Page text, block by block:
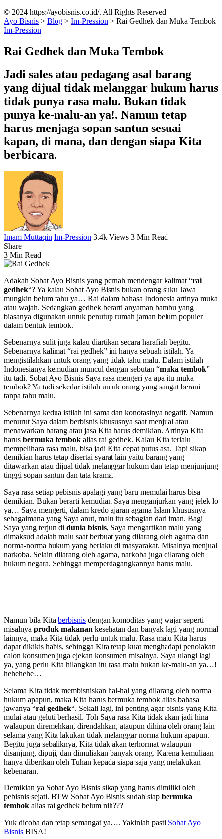
© 2024 https://ayobisnis.co.id/. All Rights Reserved.
Ayo Bisnis > Blog > Im-Pression > Rai Gedhek dan Muka Tembok
Im-Pression
Rai Gedhek dan Muka Tembok
Jadi sales atau pedagang asal barang
yang dijual tidak melanggar hukum harus
tidak punya rasa malu. Bukan tidak
punya ke-malu-an ya!. Namun tetap
harus menjaga sopan santun sesuai
kapan, di mana, dan dengan siapa Kita
berbicara.
Imam Muttaqin Im-Pression 3.4k Views 3 Min Read
Share
3 Min Read
Adakah Sobat Ayo Bisnis yang pernah mendengar kalimat “rai
gedhek“? Ya kalau Sobat Ayo Bisnis bukan orang suku Jawa
mungkin belum tahu ya… Rai dalam bahasa Indonesia artinya muka
atau wajah. Sedangkan gedhek berarti anyaman bambu yang
biasanya digunakan untuk penutup rumah jaman belum populer
dalam bentuk tembok.
Sebenarnya sulit juga kalau diartikan secara harafiah begitu.
Sebenarnya kalimat “rai gedhek” ini hanya sebuah istilah. Ya
mengistilahkan untuk orang yang tidak tahu malu. Dalam istilah
Indonesianya kemudian muncul dengan sebutan “muka tembok”
itu tadi. Sobat Ayo Bisnis Saya rasa mengeri ya apa itu muka
tembok? Ya tadi sekedar istilah untuk orang yang sangat berani
tanpa tahu malu.
Sebenarnya kedua istilah ini sama dan konotasinya negatif. Namun
menurut Saya dalam berbisnis khususnya saat menjual atau
menawarkan barang atau jasa Kita harus demikian. Artinya Kita
harus bermuka tembok alias rai gedhek. Kalau Kita terlalu
mempelihara rasa malu, bisa jadi Kita cepat putus asa. Tapi sikap
demikian harus tetap disertai syarat lain yaitu barang yang
ditawarkan atau dijual tidak melanggar hukum dan tetap menjunjung
tinggi sopan santun dan tata krama.
Saya rasa setiap pebisnis apalagi yang baru memulai harus bisa
demikian. Bukan berarti kemudian Saya menganjurkan yang jelek lo
ya… Saya mengerti, dalam kredo ajaran agama Islam khususnya
sebagaimana yang Saya anut, malu itu sebagian dari iman. Bagi
Saya yang terjun di dunia bisnis, Saya mengartikan malu yang
dimaksud adalah malu saat berbuat yang dilarang oleh agama dan
norma-norma hukum yang berlaku di masyarakat. Misalnya menjual
narkoba. Selain dilarang oleh agama, narkoba juga dilarang oleh
hukum negara. Sehingga memperdagangkannya harus malu.
Namun bila Kita berbisnis dengan komoditas yang wajar seperti
misalnya produk makanan kesehatan dan banyak lagi yang normal
lainnya, maka Kita tidak perlu untuk malu. Rasa malu Kita harus
dapat dikikis habis, sehingga Kita tetap kuat menghadapi penolakan
calon konsumen juga ejekan konsumen misalnya. Saya ulangi lagi
ya, yang perlu Kita hilangkan itu rasa malu bukan ke-malu-an ya…!
hehehehe…
Selama Kita tidak membisniskan hal-hal yang dilarang oleh norma
hukum apapun, maka Kita harus bermuka tembok alias bahasa
jawanya “rai gedhek“. Sekali lagi, ini penting agar bisnis yang Kita
mulai atau geluti berhasil. Toh Saya rasa Kita tidak akan jadi hina
walaupun diremehkan, direndahkan, ataupun dihina oleh orang lain
selama yang Kita lakukan tidak melanggar norma hukum apapun.
Begitu juga sebaliknya, Kita tidak akan terhormat walaupun
disanjung, dipuji, dan dimuliakan banyak orang. Karena kemuliaan
hanya diberikan oleh Tuhan kepada siapa saja yang melakukan
kebenaran.
Demikian ya Sobat Ayo Bisnis sikap yang harus dimiliki oleh
pebisnis sejati. BTW Sobat Ayo Bisnis sudah siap bermuka
tembok alias rai gedhek belum nih???
Yuk dicoba dan tetap semangat ya…. Yakinlah pasti Sobat Ayo
Bisnis BISA!